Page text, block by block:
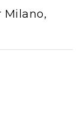
Milano,